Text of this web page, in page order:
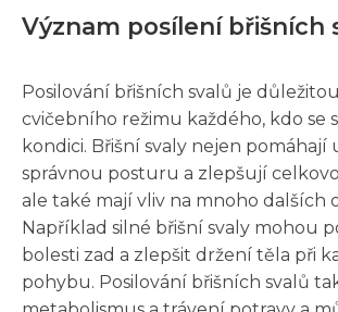
Význam posílení břišních
Posilování břišních svalů je
cvičebního režimu každého, kdo se
kondici. Břišní svaly nejen pomáhají
správnou posturu a zlepšují
ale také mají vliv na mnoho dalších
Například silné břišní svaly mohou
bolesti zad a zlepšit držení těla při
pohybu. Posilování břišních svalů